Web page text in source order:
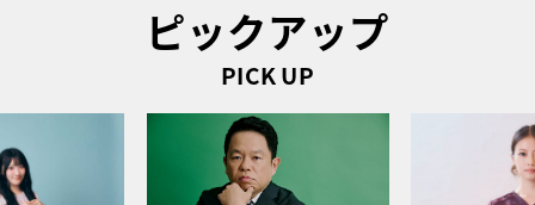
ピックアップ
PICK UP